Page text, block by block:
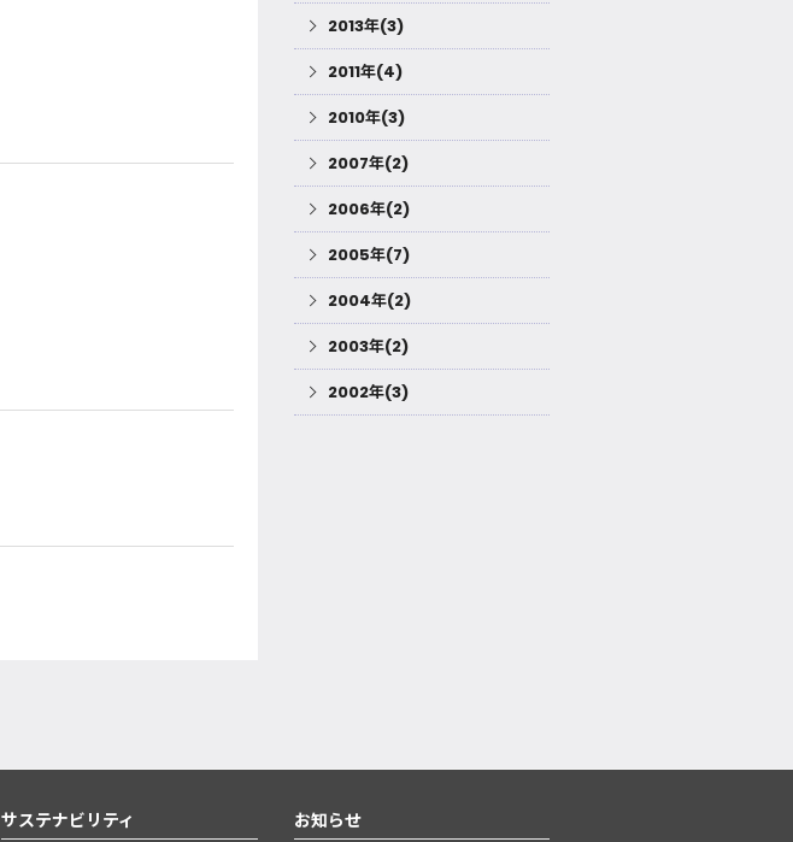
2013年(3)
2011年(4)
2010年(3)
2007年(2)
2006年(2)
2005年(7)
2004年(2)
2003年(2)
2002年(3)
サステナビリティ お知らせ